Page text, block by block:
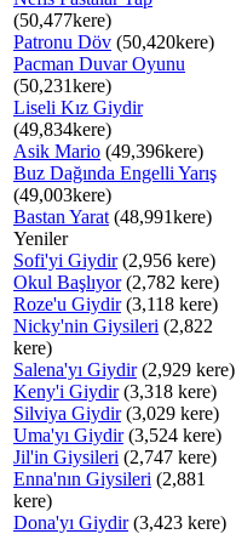
(50,477kere)
Patronu Döv (50,420kere)
Pacman Duvar Oyunu
(50,231kere)
Liseli Kız Giydir
(49,834kere)
Asik Mario (49,396kere)
Buz Dağında Engelli Yarış
(49,003kere)
Bastan Yarat (48,991kere)
Yeniler
Sofi'yi Giydir(2,956 kere)
Okul Başlıyor(2,782 kere)
Roze'u Giydir(3,118 kere)
Nicky'nin Giysileri (2,822
kere)
Salena'yı Giydir(2,929 kere)
Keny'i Giydir(3,318 kere)
Silviya Giydir(3,029 kere)
Uma'yı Giydir(3,524 kere)
Jil'in Giysileri (2,747 kere)
Enna'nın Giysileri (2,881
kere)
Dona'yı Giydir(3,423 kere)